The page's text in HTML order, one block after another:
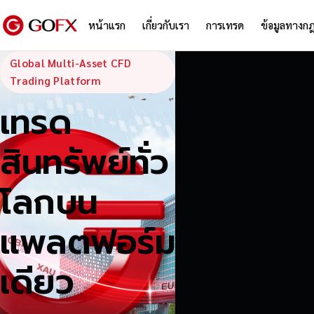
หน้าแรก เกี่ยวกับเรา การเทรด ข้อมูลทางก
GoFX —
Global Multi-Asset CFD
Trading Platform
เทรด
สินทรัพย์ทั่ว
โลกบน
แพลตฟอร์ม
เดียว